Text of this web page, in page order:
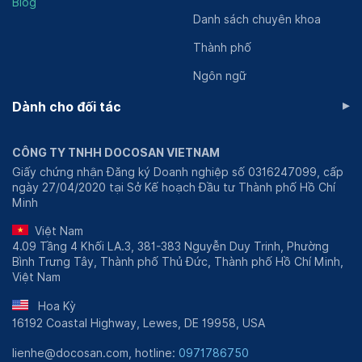
khoa Dr. Marie Vũ Phạm Hàm, Hà
Phòng khám Sản phụ khoa Dr Marie chi nhánh Vũ Phạm
khám Sản Phụ khoa Marie Stopes Việt Nam. Hệ thống
này đã được xây dựng và kiểm định chất lượng bởi tổ
chức MSI Reproductive Choices - Anh Quốc. Phòng
khám hoạt động với nguyên tắc lấy khách hàng làm
trọng tâm để phục vụ dịch vụ chất lượng, an toàn và
bảo mật.
Mặc dù phòng khám Marie Stopes Vũ Phạm Hàm hoạt
động với quy mô không quá lớn nhưng luôn chú trọng
đầu tư đội ngũ nhân sự, cơ sở vật chất và trang thiết bị
máy móc.
Đội ngũ y bác sĩ
Danh sách chuyên khoa
Thành phố
Ngôn ngữ
Dành cho đối tác ▸
CÔNG TY TNHH DOCOSAN VIETNAM
Giấy chứng nhận Đăng ký Doanh nghiệp số 0316247099, cấp
ngày 27/04/2020 tại Sở Kế hoạch Đầu tư Thành phố Hồ Chí
Minh
Việt Nam
4.09 Tầng 4 Khối LA.3, 381-383 Nguyễn Duy Trinh, Phường
Bình Trưng Tây, Thành phố Thủ Đức, Thành phố Hồ Chí Minh,
Việt Nam
Hoa Kỳ
16192 Coastal Highway, Lewes, DE 19958, USA
lienhe@docosan.com, hotline: 0971786750